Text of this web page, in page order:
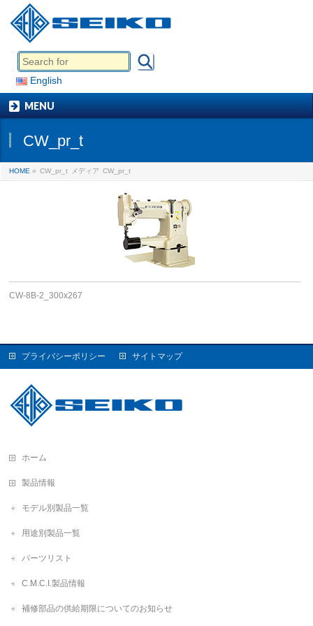
English
MENU
CW_pr_t
HOME » CW_pr_t メディア CW_pr_t
CW-8B-2_300x267
プライバシーポリシー サイトマップ
ホーム
製品情報
モデル別製品一覧
用途別製品一覧
パーツリスト
C.M.C.I.製品情報
補修部品の供給期限についてのお知らせ